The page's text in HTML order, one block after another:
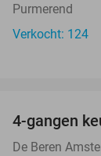
Purmerend
Verkocht: 124
4-gangen
De Beren